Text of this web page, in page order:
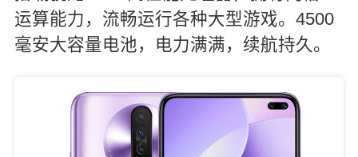
运算能力，流畅运行各种大型游戏。4500
毫安大容量电池，电力满满，续航持久。